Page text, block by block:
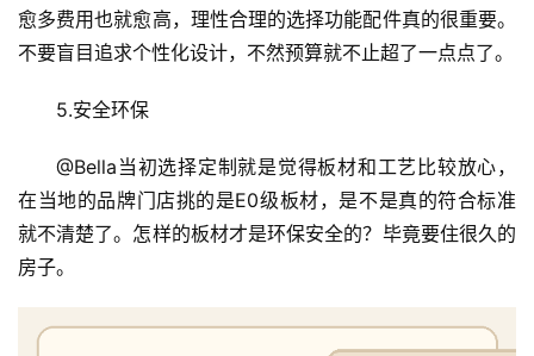
愈多费用也就愈高，理性合理的选择功能配件真的很重要。
不要盲目追求个性化设计，不然预算就不止超了一点点了。
5.安全环保
@Bella当初选择定制就是觉得板材和工艺比较放心，
在当地的品牌门店挑的是E0级板材，是不是真的符合标准
就不清楚了。怎样的板材才是环保安全的？毕竟要住很久的
房子。